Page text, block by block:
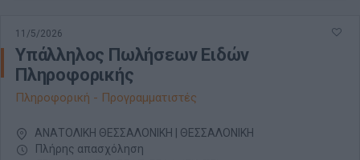
11/5/2026
Υπάλληλος Πωλήσεων Ειδών
Πληροφορικής
Πληροφορική - Προγραμματιστές
ΑΝΑΤΟΛΙΚΗ ΘΕΣΣΑΛΟΝΙΚΗ | ΘΕΣΣΑΛΟΝΙΚΗ
Πλήρης απασχόληση